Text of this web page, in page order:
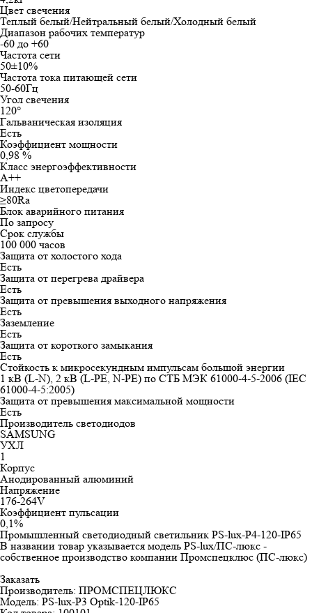
Цвет свечения
Теплый белый/Нейтральный белый/Холодный белый
Диапазон рабочих температур
-60 до +60
Частота сети
50±10%
Частота тока питающей сети
50-60Гц
Угол свечения
120°
Гальваническая изоляция
Есть
Коэффициент мощности
0,98 %
Класс энергоэффективности
А++
Индекс цветопередачи
≥80Ra
Блок аварийного питания
По запросу
Срок службы
100 000 часов
Защита от холостого хода
Есть
Защита от перегрева драйвера
Есть
Защита от превышения выходного напряжения
Есть
Заземление
Есть
Защита от короткого замыкания
Есть
Стойкость к микросекундным импульсам большой энергии
1 кВ (L-N), 2 кВ (L-PE, N-PE) по СТБ МЭК 61000-4-5-2006 (IEC
61000-4-5:2005)
Защита от превышения максимальной мощности
Есть
Производитель светодиодов
SAMSUNG
УХЛ
1
Корпус
Анодированный алюминий
Напряжение
176-264V
Коэффициент пульсации
0,1%
Промышленный светодиодный светильник PS-lux-P4-120-IP65
В названии товар указывается модель PS-lux/ПС-люкс -
собственное производство компании Промспецклюс (ПС-люкс)
Заказать
Производитель: ПРОМСПЕЦЛЮКС
Модель: PS-lux-P3 Optik-120-IP65